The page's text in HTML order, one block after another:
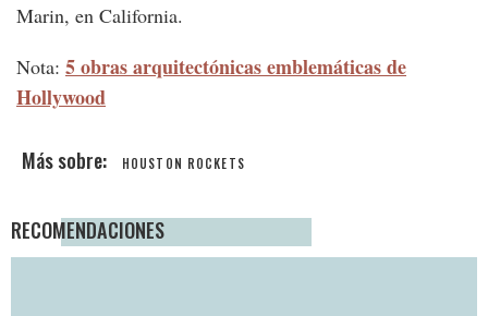
Marin, en California.
Nota: 5 obras arquitectónicas emblemáticas de
Hollywood
HOUSTON ROCKETS
RECOMENDACIONES